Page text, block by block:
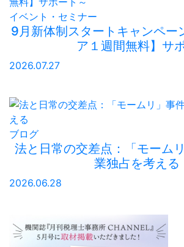
イベント・セミナー
9月新体制スタートキャンペー
ア１週間無料】サ
2026.07.27
ブログ
法と日常の交差点：「モーム
業独占を考える
2026.06.28